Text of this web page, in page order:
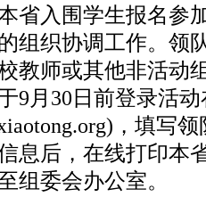
省入围学生报名参
组织协调工作。领
教师或其他非活动
9月30日前登录活
，填写
息后，在线打印本
组委会办公室。